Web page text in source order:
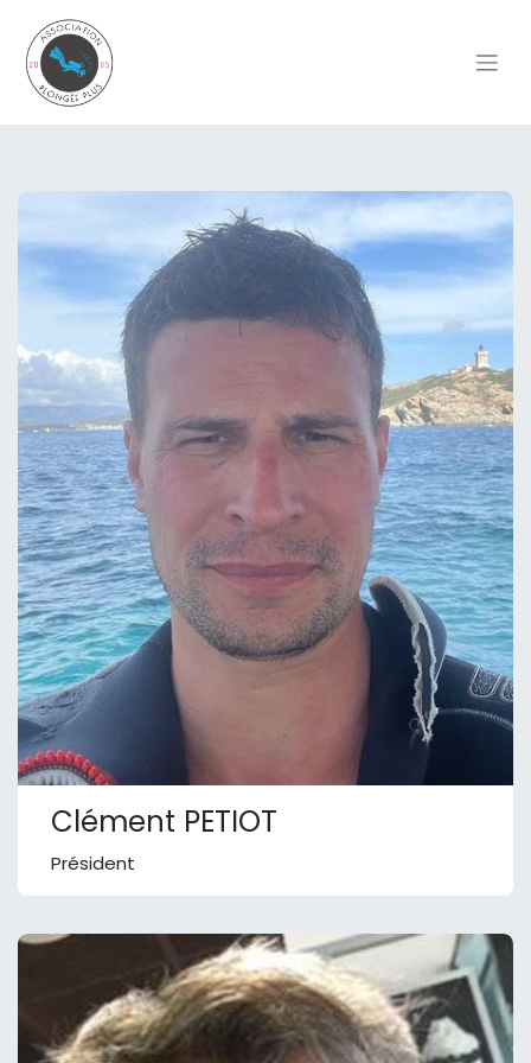
Clément PETIOT
Président